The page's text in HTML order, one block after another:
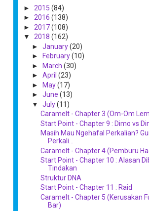
► 2015 (84)
► 2016 (138)
► 2017(108)
▼ 2018 (162)
► January(20)
►
February(10)
►
March (30)
► April (23)
►
May(17)
► June (13)
▼ July(11)
Caramelt - Chapter 3 (Om-Om
Start Point - Chapter 9 : Dimo vs
Masih Mau Ngehafal Perkalian?
Perkali...
Caramelt - Chapter 4 (Pemburu
Start Point - Chapter 10 : Alasan
Tindakan
Struktur DNA
Start Point - Chapter 11 : Raid
Caramelt - Chapter 5 (Kerusakan
Bar)